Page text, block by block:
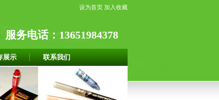
设为首页 加入收藏
服务电话：13651984378
展示 联系我们